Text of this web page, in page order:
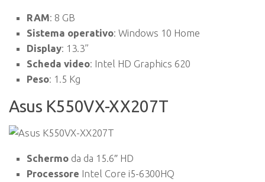
RAM: 8 GB
Sistema operativo: Windows 10 Home
Display: 13.3”
Scheda video: Intel HD Graphics 620
Peso: 1.5 Kg
Asus K550VX-XX207T
Schermo da da 15.6″ HD
Processore Intel Core i5-6300HQ